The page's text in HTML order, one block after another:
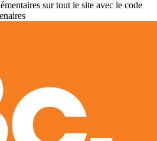
sur tout le site avec le code